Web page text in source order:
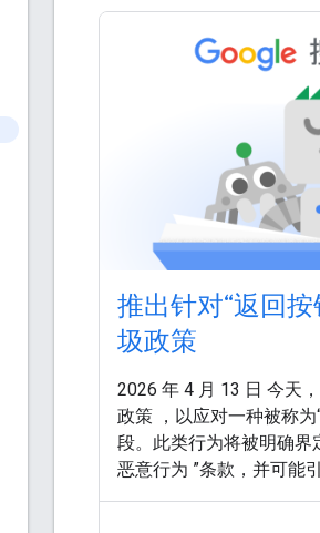
推出针对“返回
圾政策
2026 年 4 月 13 日 今天
政策 ，以应对一种被称
段。此类行为将被明确界
恶意行为 ”条款，并可能